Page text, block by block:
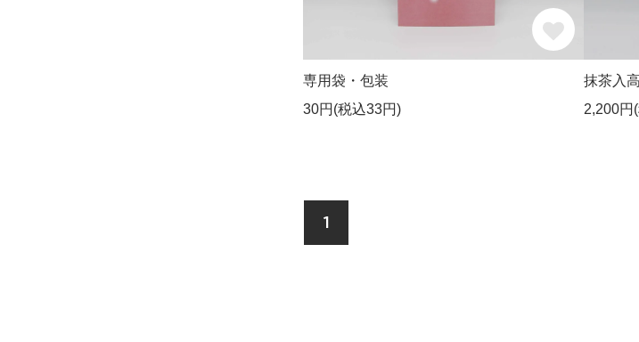
専用袋・包装
30円(税込33円)
抹茶入
2,200円
1